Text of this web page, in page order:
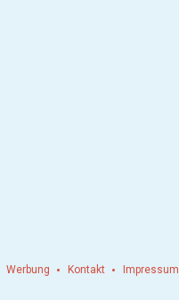
Werbung Kontakt Impressum